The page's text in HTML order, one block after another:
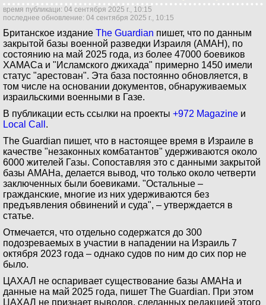
время публикаци: 04 сентября 2025 г., 10:15
последнее обновление: 04 сентября 2025 г., 10:15
Британское издание The Guardian пишет, что по данным
закрытой базы военной разведки Израиля (АМАН), по
состоянию на май 2025 года, из более 47000 боевиков
ХАМАСа и "Исламского джихада" примерно 1450 имели
статус "арестован". Эта база постоянно обновляется, в
том числе на основании документов, обнаруживаемых
израильскими военными в Газе.
В публикации есть ссылки на проекты +972 Magazine и
Local Call .
The Guardian пишет, что в настоящее время в Израиле в
качестве "незаконных комбатантов" удерживаются около
6000 жителей Газы. Сопоставляя это с данными закрытой
базы АМАНа, делается вывод, что только около четверти
заключенных были боевиками. "Остальные –
гражданские, многие из них удерживаются без
предъявления обвинений и суда", – утверждается в
статье.
Отмечается, что отдельно содержатся до 300
подозреваемых в участии в нападении на Израиль 7
октября 2023 года – однако судов по ним до сих пор не
было.
ЦАХАЛ не оспаривает существование базы АМАНа и
данные на май 2025 года, пишет The Guardian. При этом
ЦАХАЛ не признает выводов, сделанных редакцией этого